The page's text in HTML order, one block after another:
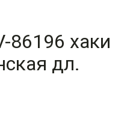
86196 хаки
дл.